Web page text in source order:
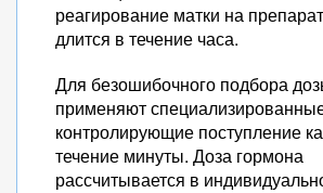
реагирование матки на
длится в течение часа.
Для безошибочного подбора
применяют
контролирующие поступление
течение минуты. Доза гормона
рассчитывается в